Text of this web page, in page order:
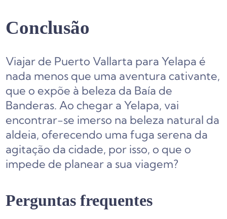
Conclusão
Viajar de Puerto Vallarta para Yelapa é
nada menos que uma aventura cativante,
que o expõe à beleza da Baía de
Banderas. Ao chegar a Yelapa, vai
encontrar-se imerso na beleza natural da
aldeia, oferecendo uma fuga serena da
agitação da cidade, por isso, o que o
impede de planear a sua viagem?
Perguntas frequentes